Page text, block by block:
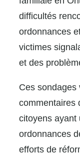
difficultés
ordonnances
victimes
et des
Ces sondages
commentaires
citoyens ayant
ordonnances
efforts de